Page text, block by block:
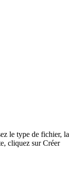
le type de fichier, la
cliquez sur Créer